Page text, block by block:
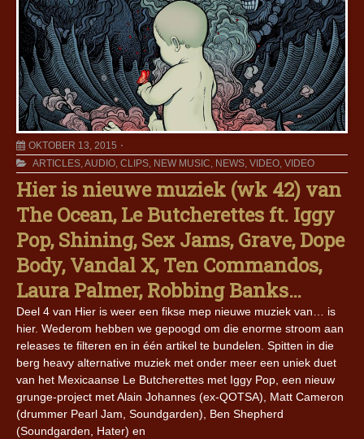
OKTOBER 13, 2015
ARTICLES,AUDIO, CLIPS, NEW MUSIC, NEWS, VIDEO, VIDEO
Hier is nieuwe muziek (wk 42) van
The Ocean, Le Butcherettes ft. Iggy
Pop, Shining, Sex Jams, Grave, Dope
Body, Vandal X, Ten Commandos,
Laura Palmer, Robbing Banks…
Deel 4 van Hier is weer een fikse mep nieuwe muziek van… is
hier. Wederom hebben we gepoogd om die enorme stroom aan
releases te filteren en in één artikel te bundelen. Spitten in die
berg heavy alternative muziek met onder meer een uniek duet
van het Mexicaanse Le Butcherettes met Iggy Pop, een nieuw
grunge-project met Alain Johannes (ex-QOTSA), Matt Cameron
(drummer Pearl Jam, Soundgarden), Ben Shepherd
(Soundgarden, Hater) en